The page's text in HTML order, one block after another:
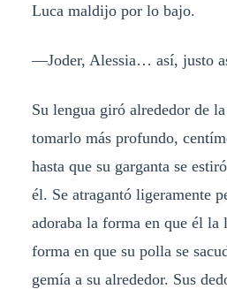
Luca maldijo por lo bajo.
—Joder, Alessia… así, justo
Su lengua giró alrededor de
tomarlo más profundo,
hasta que su garganta se
él. Se atragantó ligeramente
adoraba la forma en que él la
forma en que su polla se
gemía a su alrededor. Sus